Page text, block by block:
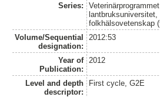
Series:
folkhälsovetenskap
Volume/Sequential
designation:
2012:53
Year of
Publication:
2012
Level and depth
descriptor:
First cycle, G2E